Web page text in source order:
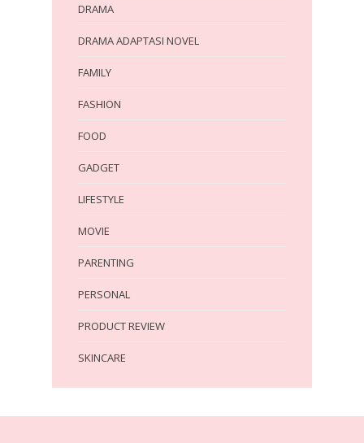
DRAMA
DRAMA ADAPTASI NOVEL
FAMILY
FASHION
FOOD
GADGET
LIFESTYLE
MOVIE
PARENTING
PERSONAL
PRODUCT REVIEW
SKINCARE